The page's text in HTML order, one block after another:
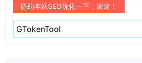
协助本站SEO优化一下，谢谢！